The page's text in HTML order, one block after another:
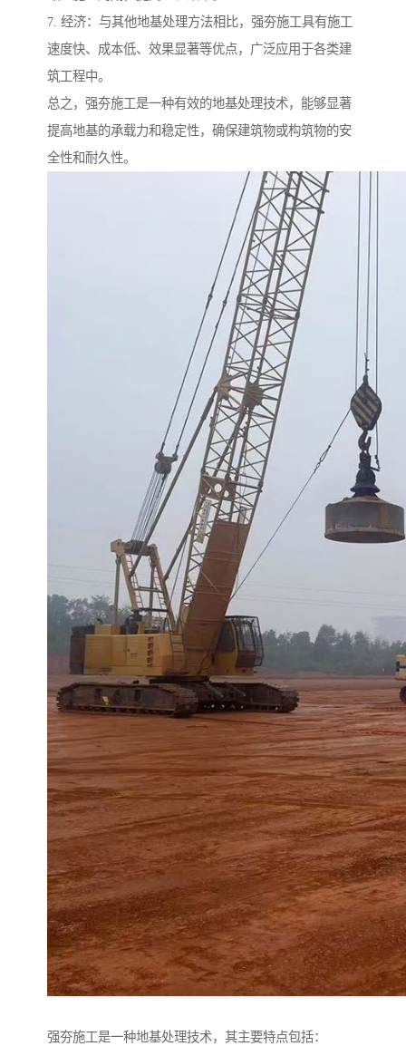
7. 经济：与其他地基处理方法相比，强夯施工具有施工
速度快、成本低、效果显著等优点，广泛应用于各类建
筑工程中。
总之，强夯施工是一种有效的地基处理技术，能够显著
提高地基的承载力和稳定性，确保建筑物或构筑物的安
全性和耐久性。
强夯施工是一种地基处理技术，其主要特点包括：